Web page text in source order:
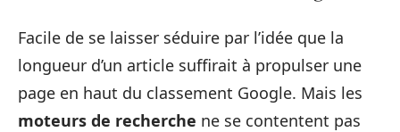
Facile de se laisser séduire par l’idée que la
longueur d’un article suffirait à propulser une
page en haut du classement Google. Mais les
moteurs de recherche ne se contentent pas